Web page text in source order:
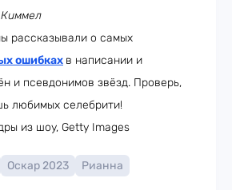
рассказывали о самых
ошибках в написании и
и псевдонимов звёзд. Проверь,
любимых селебрити!
из шоу, Getty Images
Оскар 2023 Рианна